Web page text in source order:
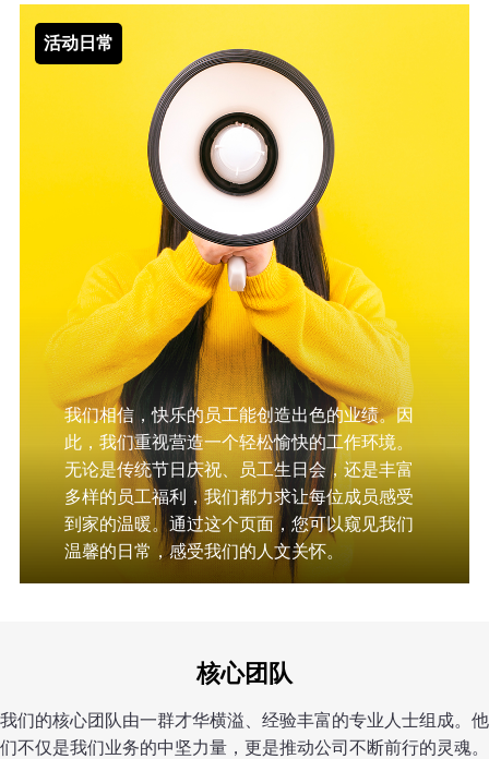
活动日常
我们相信，快乐的员工能创造出色的业绩。因
此，我们重视营造一个轻松愉快的工作环境。
无论是传统节日庆祝、员工生日会，还是丰富
多样的员工福利，我们都力求让每位成员感受
到家的温暖。通过这个页面，您可以窥见我们
温馨的日常，感受我们的人文关怀。
核心团队
我们的核心团队由一群才华横溢、经验丰富的专业人士组成。他
们不仅是我们业务的中坚力量，更是推动公司不断前行的灵魂。